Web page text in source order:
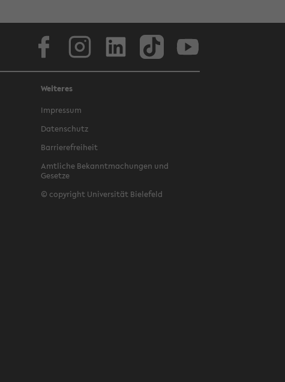
Weiteres
Impressum
Datenschutz
Barrierefreiheit
Amtliche Bekanntmachungen und
Gesetze
© copyright Universität Bielefeld